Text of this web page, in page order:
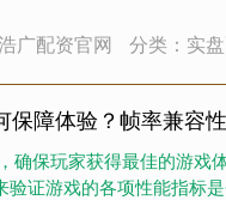
广配资官网 分类：实
保障体验？帧率兼容
确保玩家获得最佳的游戏
证游戏的各项性能指标